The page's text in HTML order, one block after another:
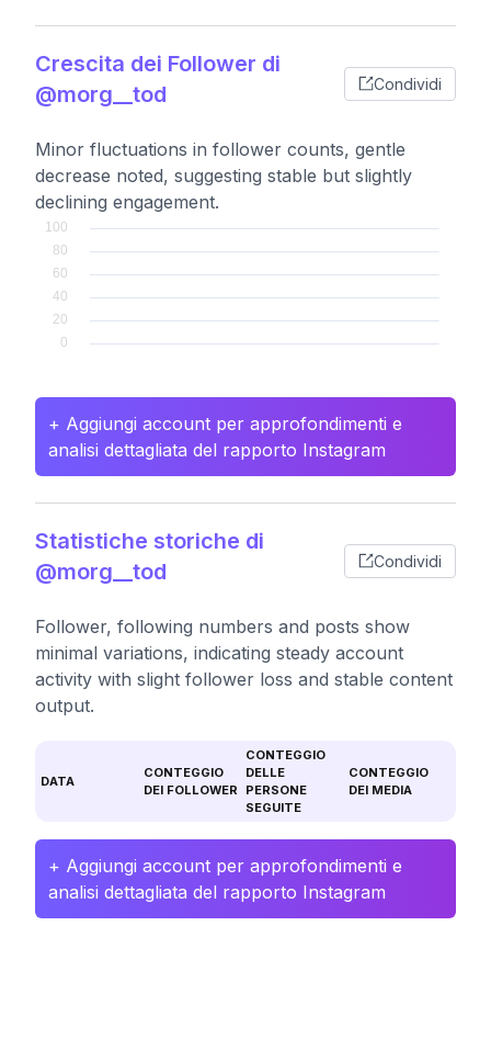
Crescita dei Follower di
@morg__tod
Condividi
Minor fluctuations in follower counts, gentle
decrease noted, suggesting stable but slightly
declining engagement.
+ Aggiungi account per approfondimenti e
analisi dettagliata del rapporto Instagram
Statistiche storiche di
@morg__tod
Condividi
Follower, following numbers and posts show
minimal variations, indicating steady account
activity with slight follower loss and stable content
output.
DATA
CONTEGGIO
DEI FOLLOWER
CONTEGGIO
DELLE
PERSONE
SEGUITE
CONTEGGIO
DEI MEDIA
+ Aggiungi account per approfondimenti e
analisi dettagliata del rapporto Instagram